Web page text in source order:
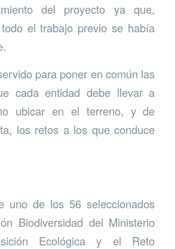
del proyecto ya que,
el trabajo previo se había
para poner en común las
cada entidad debe llevar a
ubicar en el terreno, y de
los retos a los que conduce
uno de los 56 seleccionados
Biodiversidad del Ministerio
Ecológica y el Reto